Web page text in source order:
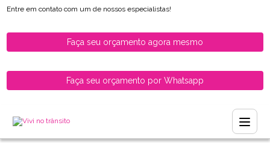
Entre em contato com um de nossos especialistas!
Faça seu orçamento agora mesmo
Faça seu orçamento por Whatsapp